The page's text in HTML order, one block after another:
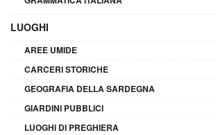
LUOGHI
AREE UMIDE
CARCERI STORICHE
GEOGRAFIA DELLA SARDEGNA
GIARDINI PUBBLICI
LUOGHI DI PREGHIERA